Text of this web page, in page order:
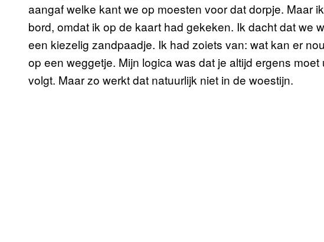
aangaf welke kant we op moesten voor dat dorpje. Maar
bord, omdat ik op de kaart had gekeken. Ik dacht dat we
een kiezelig zandpaadje. Ik had zoiets van: wat kan er
op een weggetje. Mijn logica was dat je altijd ergens
volgt. Maar zo werkt dat natuurlijk niet in de woestijn.